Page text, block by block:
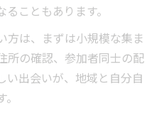
こともあります。
方は、まずは小規模な集ま
所の確認、参加者同士の配
い出会いが、地域と自分自